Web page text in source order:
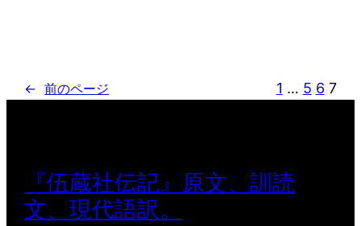
← 前のページ 1 … 5 6 7
『伍蔵社伝記』原文、訓読
文、現代語訳。